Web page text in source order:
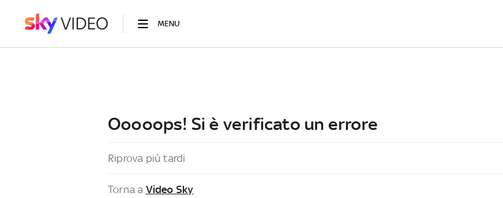
MENU
Ooooops! Si è verificato un errore
Riprova più tardi
Torna a Video Sky